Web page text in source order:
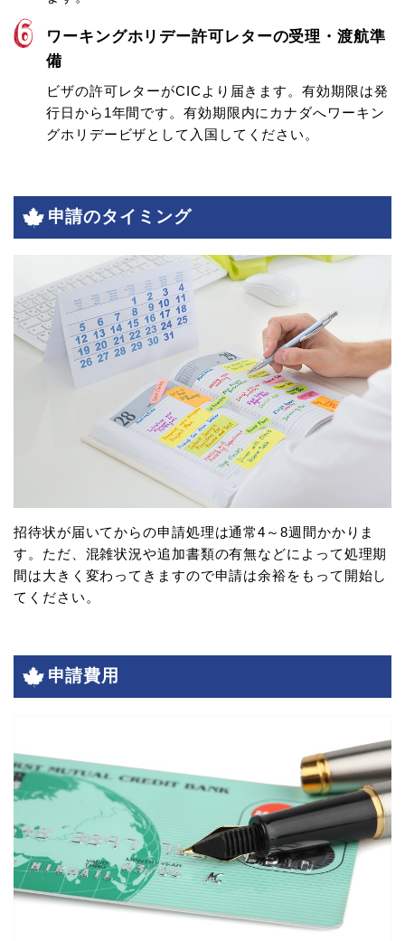
ワーキングホリデー許可レターの受理・渡航準
備
ビザの許可レターがCICより届きます。有効期限は発
行日から1年間です。有効期限内にカナダへワーキン
グホリデービザとして入国してください。
申請のタイミング
招待状が届いてからの申請処理は通常4～8週間かかりま
す。ただ、混雑状況や追加書類の有無などによって処理期
間は大きく変わってきますので申請は余裕をもって開始し
てください。
申請費用